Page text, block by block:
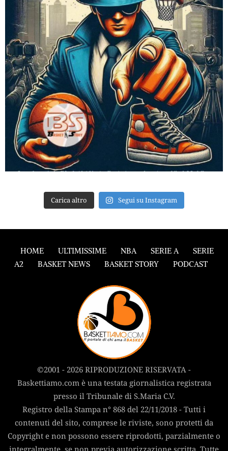
Carica altro Segui su Instagram
HOME ULTIMISSIME NBA SERIE A
SERIE
A2
BASKET NEWS BASKET STORY PODCAST
©2001 - 2026 RIPRODUZIONE RISERVATA -
Baskettiamo.com è una testata giornalistica registrata
presso il Tribunale di S.Maria C.V.
Registro della Stampa n° 868 del 22/11/2018 - Tutti i
contenuti del sito, comprese le riviste, sono protetti da
Copyright e non possono essere riprodotti, parzialmente o